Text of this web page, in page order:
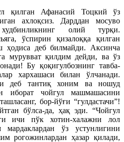
қилган Афанасий Тоцкий ўз
ахлоқсиз. Дарддан мосуво
олий турқи.
ўспирин қизалоққа қилган
ҳодиса деб билмайди. Аксинча
мурувват қилдим дейди, ва ўз
Бу қоқигулбознинг тавба-
хархашаси билан ўлчанади.
деб тантиқ хоним ва ношуд
иборат чойгул машмашасини
бор-йўғи “гулдастачи”!
бўлса-да, ҳақ эди. “Чойгул
ичи пўк хотин-халажни лол
ўз устунлигини
рогожинлардан ҳазар қилади,